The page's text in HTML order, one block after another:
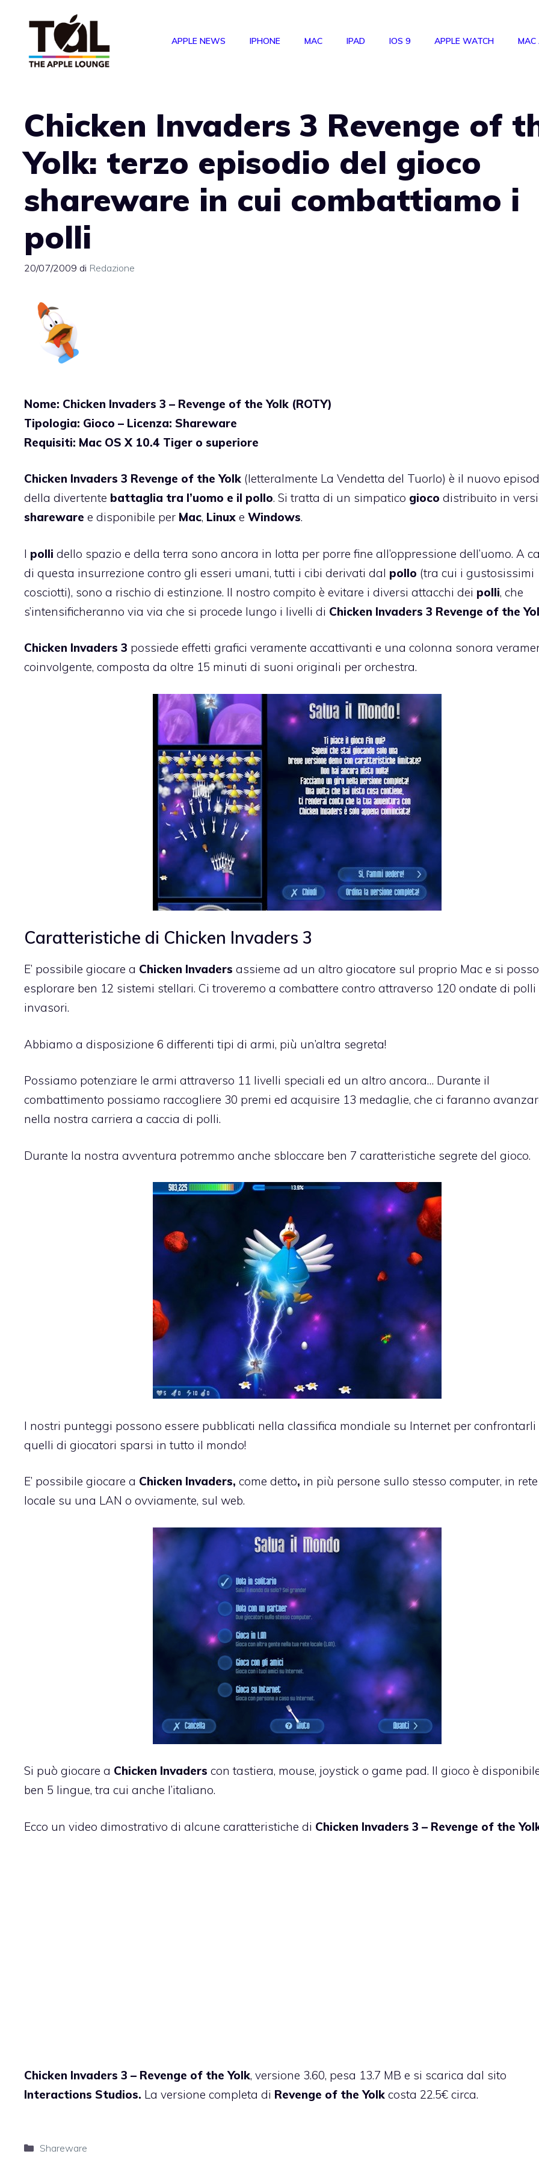
APPLE NEWS IPHONE MAC IPAD IOS 9 APPLE WATCH MAC
Chicken Invaders 3 Revenge of
Yolk: terzo episodio del gioco
shareware in cui combattiamo i
polli
20/07/2009 di Redazione
Nome: Chicken Invaders 3 – Revenge of the Yolk (ROTY)
Tipologia: Gioco – Licenza: Shareware
Requisiti: Mac OS X 10.4 Tiger o superiore
Chicken Invaders 3 Revenge of the Yolk (letteralmente La Vendetta del Tuorlo) è il nuovo
della divertente battaglia tra l’uomo e il pollo. Si tratta di un simpatico gioco distribuito in
shareware e disponibile per Mac, Linux e Windows.
I polli dello spazio e della terra sono ancora in lotta per porre fine all’oppressione dell’uomo. A
di questa insurrezione contro gli esseri umani, tutti i cibi derivati dal pollo (tra cui i gustosissimi
cosciotti), sono a rischio di estinzione. Il nostro compito è evitare i diversi attacchi dei polli, che
s’intensificheranno via via che si procede lungo i livelli di Chicken Invaders 3 Revenge of the
Chicken Invaders 3 possiede effetti grafici veramente accattivanti e una colonna sonora
coinvolgente, composta da oltre 15 minuti di suoni originali per orchestra.
Caratteristiche di Chicken Invaders 3
E’ possibile giocare a Chicken Invaders assieme ad un altro giocatore sul proprio Mac e si
esplorare ben 12 sistemi stellari. Ci troveremo a combattere contro attraverso 120 ondate di polli
invasori.
Abbiamo a disposizione 6 differenti tipi di armi, più un’altra segreta!
Possiamo potenziare le armi attraverso 11 livelli speciali ed un altro ancora… Durante il
combattimento possiamo raccogliere 30 premi ed acquisire 13 medaglie, che ci faranno
nella nostra carriera a caccia di polli.
Durante la nostra avventura potremmo anche sbloccare ben 7 caratteristiche segrete del gioco.
I nostri punteggi possono essere pubblicati nella classifica mondiale su Internet per confrontarli
quelli di giocatori sparsi in tutto il mondo!
E’ possibile giocare a Chicken Invaders, come detto, in più persone sullo stesso computer, in rete
locale su una LAN o ovviamente, sul web.
Si può giocare a Chicken Invaders con tastiera, mouse, joystick o game pad. Il gioco è
ben 5 lingue, tra cui anche l’italiano.
Ecco un video dimostrativo di alcune caratteristiche di Chicken Invaders 3 – Revenge of the
Chicken Invaders 3 – Revenge of the Yolk, versione 3.60, pesa 13.7 MB e si scarica dal sito
Interactions Studios. La versione completa di Revenge of the Yolk costa 22.5€ circa.
Categorie
Shareware